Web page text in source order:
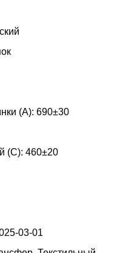
(A): 690±30
(С): 460±20
03-01